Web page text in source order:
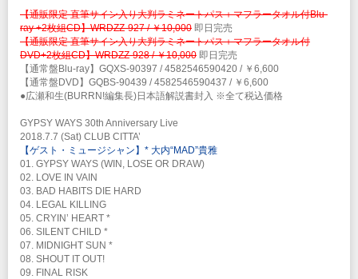
2018年2月、近年では最も濃厚であった2017年の活動を網羅したドキュメ
ンタリー映像作品「ATTITUDE 2017 -Live and documents-」を発売。7月に
は第4作目のアルバム『GYPSY WAYS』リリース30周年記念ライヴと、ア
ンセムが主宰のメタルフェス《HEADSTRONG FES.18》を開催。オリジナ
ルメンバーである高橋喜一が復活したSABBRABELLSらと共に川崎、名古
屋、大阪にて強烈なパフォーマンスを展開。 今年6月に行われたリーダー柴
田直人の生誕60年記念ライヴ『METAL MAN RISING』と、夏に行われた
も今年12月12日にリリースされた。 そしてANTHEMはドイツのメタル専門
レーベルNuclear Blastと日本人初の契約を締結。全曲英詞ヴァージョンの
ベスト・アルバム『NUCLEUS』を2019年3月29日に世界発売する事も決定
した！ヨーロッパは『Nuclear Blast』北米/オーストラリア/ニュージーラン
ドは『Golden Robot Records』そして、日本/アジアは『Ward Records』
でリリースし、4月にはドイツで開催される『KEEP IT TRUE Festival』へ
の参加。遂に世界に向けて発信を開始した。 そして2020年、デビュー35周
年を迎えるANTHEMは、国内で大規模なアニバーサリー・ツアーに加え、
国外では複数のロックフェスにも参加し、活動エリアを拡大していく計画と
なっている。 デビュー35年にして更に勢力的な活動を展開し、シーンの第
一線を走り続けるANTHEMに是非注目して欲しい！！
【通販限定 直筆サイン入り大判ラミネートパス＋マフラータオル付Blu-
ray +2枚組CD】WRDZZ-927 / ￥10,000 即日完売
【通販限定 直筆サイン入り大判ラミネートパス＋マフラータオル付
DVD+2枚組CD】WRDZZ-928 / ￥10,000 即日完売
【通常盤Blu-ray】GQXS-90397 / 4582546590420 / ￥6,600
【通常盤DVD】GQBS-90439 / 4582546590437 / ￥6,600
●広瀬和生(BURRN!編集長)日本語解説書封入 ※全て税込価格
GYPSY WAYS 30th Anniversary Live
2018.7.7 (Sat) CLUB CITTA’
【ゲスト・ミュージシャン】* 大内“MAD”貴雅
01. GYPSY WAYS (WIN, LOSE OR DRAW)
02. LOVE IN VAIN
03. BAD HABITS DIE HARD
04. LEGAL KILLING
05. CRYIN’ HEART *
06. SILENT CHILD *
07. MIDNIGHT SUN *
08. SHOUT IT OUT!
09. FINAL RISK